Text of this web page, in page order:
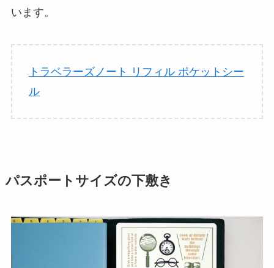
います。
トラベラーズノート リフィル ポケットシー
ル
パスポートサイズの下敷き